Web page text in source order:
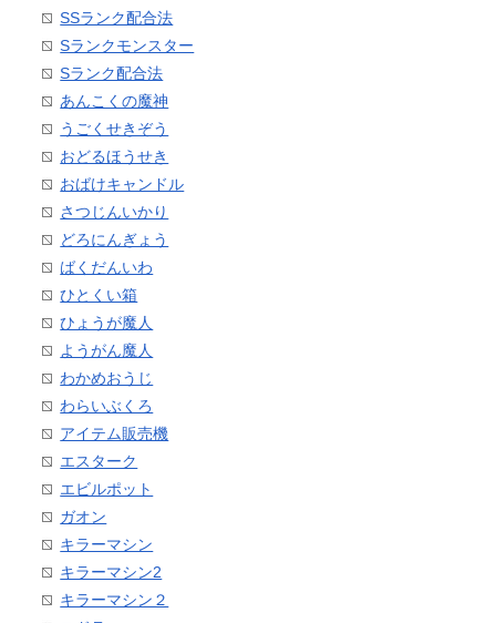
SSランク配合法
Sランクモンスター
Sランク配合法
あんこくの魔神
うごくせきぞう
おどるほうせき
おばけキャンドル
さつじんいかり
どろにんぎょう
ばくだんいわ
ひとくい箱
ひょうが魔人
ようがん魔人
わかめおうじ
わらいぶくろ
アイテム販売機
エスターク
エビルポット
ガオン
キラーマシン
キラーマシン2
キラーマシン２